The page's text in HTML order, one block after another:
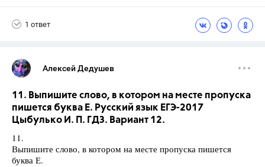
1 ответ
Алексей Дедушев
11. Выпишите слово, в котором на месте пропуска
пишется буква Е. Русский язык ЕГЭ-2017
Цыбулько И. П. ГДЗ. Вариант 12.
11.
Выпишите слово, в котором на месте пропуска пишется
буква Е.